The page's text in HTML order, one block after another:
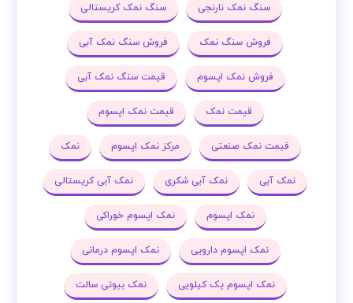
سنگ نمک نارنجی سنگ نمک کریستالی
فروش سنگ نمک فروش سنگ نمک آبی
فروش نمک اپسوم قیمت سنگ نمک آبی
قیمت نمک قیمت نمک اپسوم
قیمت نمک صنعتی مرکز نمک اپسوم نمک
نمک آبی نمک آبی شکری نمک آبی کریستالی
نمک اپسوم نمک اپسوم خوراکی
نمک اپسوم دارویی نمک اپسوم درمانی
نمک اپسوم یک کیلویی نمک بیوتی سالت